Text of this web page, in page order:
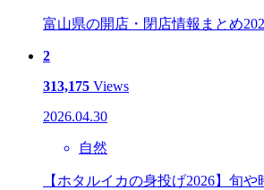
富山県の開店・閉店情報まとめ
2
313,175 Views
2026.04.30
自然
【ホタルイカの身投げ2026】旬